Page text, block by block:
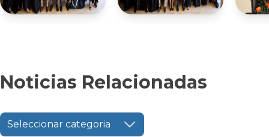
Noticias Relacionadas
Seleccionar categoria